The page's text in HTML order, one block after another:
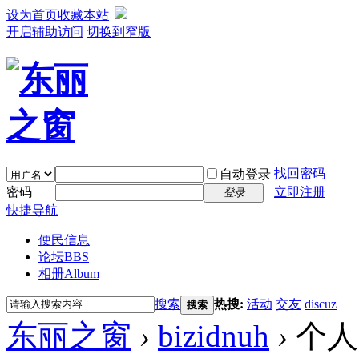
设为首页收藏本站
开启辅助访问 切换到窄版
自动登录 找回密码
密码
登录
立即注册
快捷导航
便民信息
论坛BBS
相册Album
搜索 搜索 热搜: 活动 交友 discuz
东丽之窗 › bizidnuh › 个